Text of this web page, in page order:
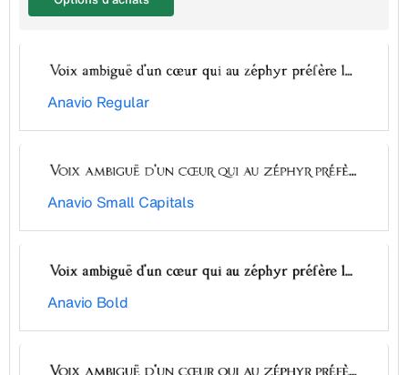
Anavio Regular
Anavio Small Capitals
Anavio Bold